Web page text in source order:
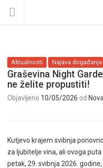
Aktualnosti Najava događanja
Graševina Night
ne želite propustiti!
Objavljeno 10/05/2026 od
Kutjevo krajem svibnja
za ljubitelje vina, ali ovoga
petak, 29. svibnja 2026.